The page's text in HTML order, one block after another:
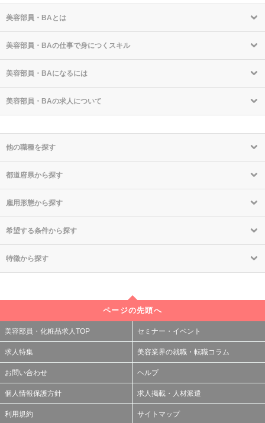
美容部員・BAとは
美容部員・BAの仕事で身につくスキル
美容部員・BAになるには
美容部員・BAの求人について
他の職種を探す
都道府県から探す
雇用形態から探す
希望する条件から探す
特徴から探す
ページの先頭へ
美容部員・化粧品求人TOP セミナー・イベント
求人特集 美容業界の就職・転職コラム
お問い合わせ ヘルプ
個人情報保護方針 求人掲載・人材派遣
利用規約 サイトマップ